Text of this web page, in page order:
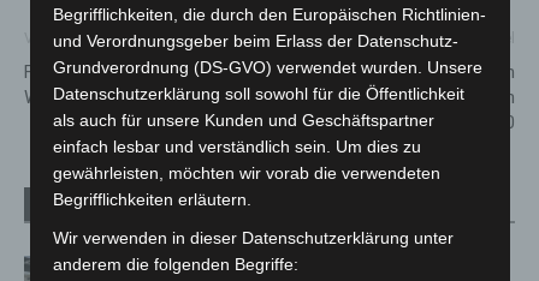
Vorheriger Artikel
Frohe und besinnliche
Weihnachtstage 2020
Nächster Artikel
Fallzahlen der laborbestätigten
COVID-19-Fälle in
Niedersachsen – 25.12.2020
Verwandte Artikel Mehr vom Autor
Kunst trifft Weingenuss: Barbara-
Begrifflichkeiten, die durch den Europäischen Richtlinien-
und Verordnungsgeber beim Erlass der Datenschutz-
Grundverordnung (DS-GVO) verwendet wurden. Unsere
Datenschutzerklärung soll sowohl für die Öffentlichkeit
als auch für unsere Kunden und Geschäftspartner
einfach lesbar und verständlich sein. Um dies zu
gewährleisten, möchten wir vorab die verwendeten
Begrifflichkeiten erläutern.
Wir verwenden in dieser Datenschutzerklärung unter
anderem die folgenden Begriffe: